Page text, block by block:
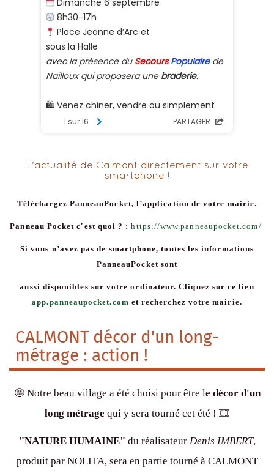
L'actualité de Calmont directement sur votre
smartphone !
Téléchargez PanneauPocket, l’application de votre mairie.
Panneau Pocket c'est quoi ? :https://www.panneaupocket.com/
Si vous n’avez pas de smartphone, toutes les informations
PanneauPocket sont
aussi disponibles sur votre ordinateur. Cliquez sur ce lien
app.panneaupocket.com et recherchez votre mairie.
CALMONT décor d'un long-
métrage : action !
🤩 Notre beau village a été choisi pour être le décor d'un
long métrage qui y sera tourné cet été ! 🎞️
"NATURE HUMAINE" du réalisateur Denis IMBERT,
produit par NOLITA, sera en partie tourné à CALMONT